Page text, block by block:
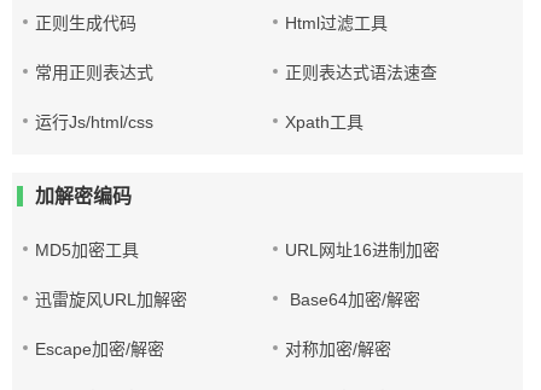
正则生成代码 Html过滤工具
常用正则表达式 正则表达式语法速查
运行Js/html/css Xpath工具
加解密编码
MD5加密工具 URL网址16进制加密
迅雷旋风URL加解密 Base64加密/解密
Escape加密/解密 对称加密/解密